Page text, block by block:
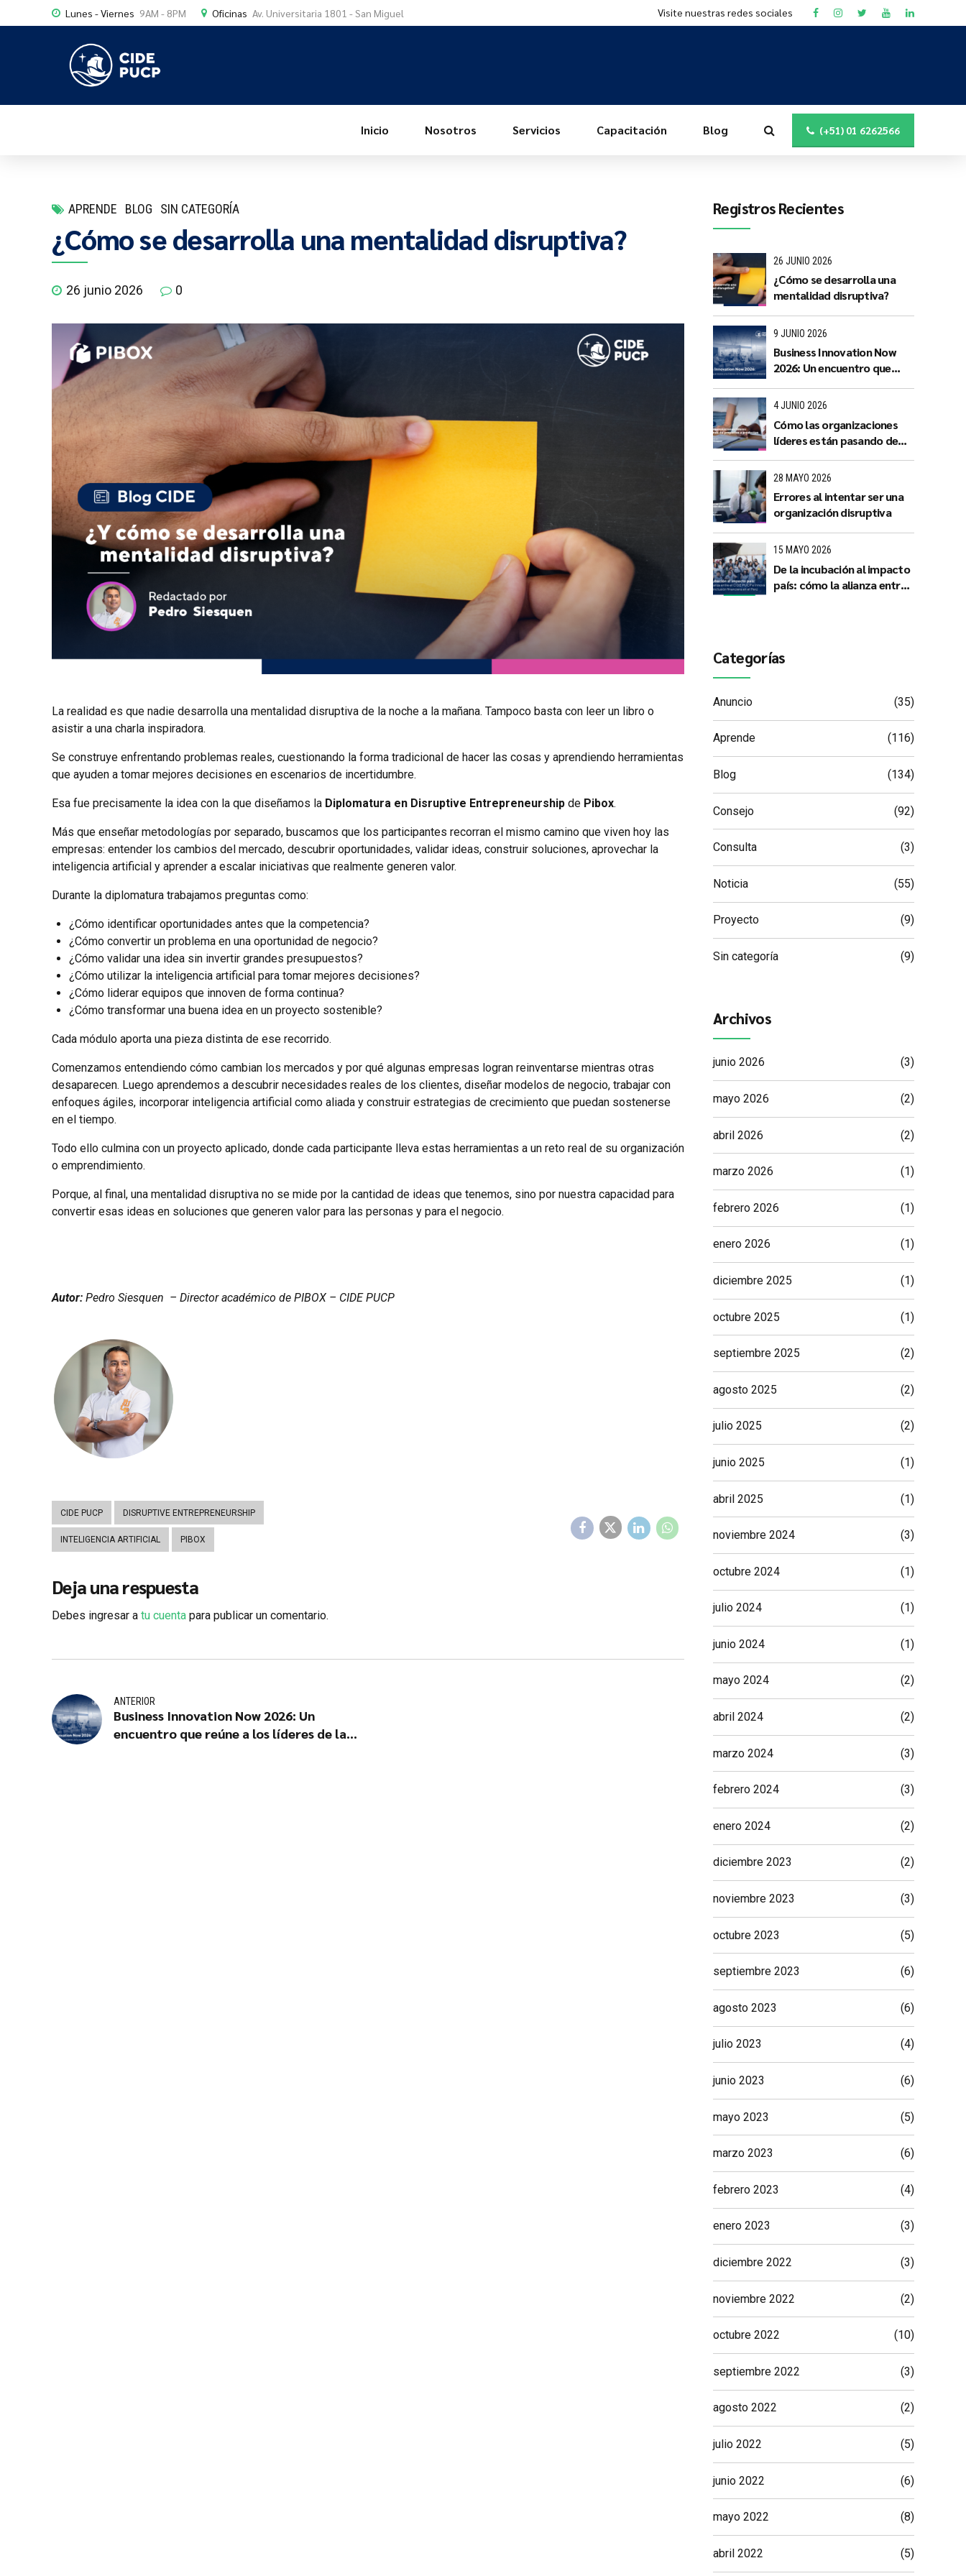
Lunes - Viernes 9AM - 8PM Oficinas Av. Universitaria 1801 - San Miguel Visite nuestras redes sociales
(+51) 01 6262566
Inicio Nosotros Servicios Capacitación Blog
APRENDE BLOG SIN CATEGORÍA
¿Cómo se desarrolla una mentalidad disruptiva?
26 junio 2026 0
La realidad es que nadie desarrolla una mentalidad disruptiva de la noche a la mañana. Tampoco basta con leer un libro o
asistir a una charla inspiradora.
Se construye enfrentando problemas reales, cuestionando la forma tradicional de hacer las cosas y aprendiendo herramientas
que ayuden a tomar mejores decisiones en escenarios de incertidumbre.
Esa fue precisamente la idea con la que diseñamos la Diplomatura en Disruptive Entrepreneurship de Pibox.
Más que enseñar metodologías por separado, buscamos que los participantes recorran el mismo camino que viven hoy las
empresas: entender los cambios del mercado, descubrir oportunidades, validar ideas, construir soluciones, aprovechar la
inteligencia artificial y aprender a escalar iniciativas que realmente generen valor.
Durante la diplomatura trabajamos preguntas como:
¿Cómo identificar oportunidades antes que la competencia?
¿Cómo convertir un problema en una oportunidad de negocio?
¿Cómo validar una idea sin invertir grandes presupuestos?
¿Cómo utilizar la inteligencia artificial para tomar mejores decisiones?
¿Cómo liderar equipos que innoven de forma continua?
¿Cómo transformar una buena idea en un proyecto sostenible?
Cada módulo aporta una pieza distinta de ese recorrido.
Comenzamos entendiendo cómo cambian los mercados y por qué algunas empresas logran reinventarse mientras otras
desaparecen. Luego aprendemos a descubrir necesidades reales de los clientes, diseñar modelos de negocio, trabajar con
enfoques ágiles, incorporar inteligencia artificial como aliada y construir estrategias de crecimiento que puedan sostenerse
en el tiempo.
Todo ello culmina con un proyecto aplicado, donde cada participante lleva estas herramientas a un reto real de su organización
o emprendimiento.
Porque, al final, una mentalidad disruptiva no se mide por la cantidad de ideas que tenemos, sino por nuestra capacidad para
convertir esas ideas en soluciones que generen valor para las personas y para el negocio.
Autor: Pedro Siesquen – Director académico de PIBOX – CIDE PUCP
CIDE PUCP DISRUPTIVE ENTREPRENEURSHIP
INTELIGENCIA ARTIFICIAL PIBOX
Deja una respuesta
Debes ingresar a tu cuenta para publicar un comentario.
ANTERIOR
Business Innovation Now 2026: Un
encuentro que reúne a los líderes de la
Registros Recientes
26 JUNIO 2026
¿Cómo se desarrolla una
mentalidad disruptiva?
9 JUNIO 2026
Business Innovation Now
2026: Un encuentro que
innovación empresarial
4 JUNIO 2026
Cómo las organizaciones
líderes están pasando de
28 MAYO 2026
Errores al intentar ser una
organización disruptiva
15 MAYO 2026
De la incubación al impacto
país: cómo la alianza entre
Categorías
Anuncio (35)
Aprende (116)
Blog (134)
Consejo (92)
Consulta (3)
Noticia (55)
Proyecto (9)
Sin categoría (9)
Archivos
junio 2026 (3)
mayo 2026 (2)
abril 2026 (2)
marzo 2026 (1)
febrero 2026 (1)
enero 2026 (1)
diciembre 2025 (1)
octubre 2025 (1)
septiembre 2025 (2)
agosto 2025 (2)
julio 2025 (2)
junio 2025 (1)
abril 2025 (1)
noviembre 2024 (3)
octubre 2024 (1)
julio 2024 (1)
junio 2024 (1)
mayo 2024 (2)
abril 2024 (2)
marzo 2024 (3)
febrero 2024 (3)
enero 2024 (2)
diciembre 2023 (2)
noviembre 2023 (3)
octubre 2023 (5)
septiembre 2023 (6)
agosto 2023 (6)
julio 2023 (4)
junio 2023 (6)
mayo 2023 (5)
marzo 2023 (6)
febrero 2023 (4)
enero 2023 (3)
diciembre 2022 (3)
noviembre 2022 (2)
octubre 2022 (10)
septiembre 2022 (3)
agosto 2022 (2)
julio 2022 (5)
junio 2022 (6)
mayo 2022 (8)
abril 2022 (5)